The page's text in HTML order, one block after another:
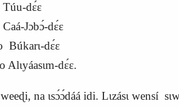
dɛ́ɛ
Jɔbɔ́-dɛ́ɛ
dɛ́ɛ
dɛ́ɛ.
na ɩsɔ́ɔ́dáá idi. Lɩzásɩ wensí